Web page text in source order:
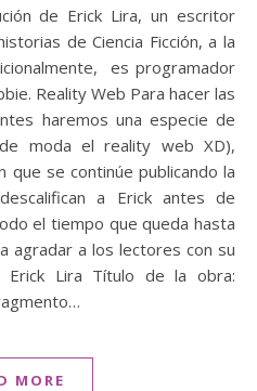
de Ciencia Ficción, a la
es programador
Reality Web Para hacer las
haremos una especie de
moda el reality web XD),
que se continúe publicando la
a Erick antes de
el tiempo que queda hasta
agradar a los lectores con su
Erick Lira Título de la obra:
MORE